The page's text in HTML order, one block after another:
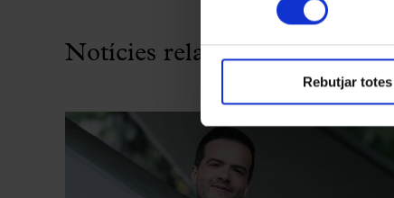
Rebutjar totes
Notícies relacionades